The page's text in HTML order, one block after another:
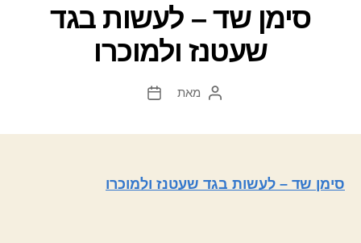
סימן שד – לעשות בגד
שעטנז ולמוכרו
המחבר
מאת
תאריך
סימן שד – לעשות בגד שעטנז ולמוכרו